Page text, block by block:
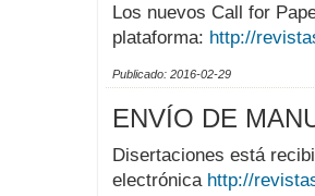
Los nuevos Call for
plataforma: http://
Publicado: 2016-02-29
ENVÍO DE
Disertaciones está
electrónica http://